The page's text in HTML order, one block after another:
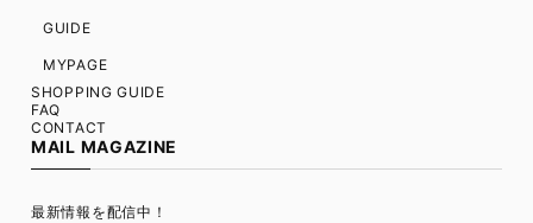
GUIDE
MYPAGE
SHOPPING GUIDE
FAQ
CONTACT
MAIL MAGAZINE
最新情報を配信中！